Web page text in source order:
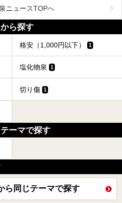
彦温泉の宿泊に最適なおすすめ宿や、日帰
ポット、弥彦の自然を堪能できる観光スポ
す。初めての弥彦温泉旅行を計画している
泉の魅力を存分にお伝えしますので、ぜ
くださいね！
ニュースTOPへ
ら探す
格安（1,000円以下） 1
塩化物泉 1
切り傷 1
ーマで探す
ら同じテーマで探す